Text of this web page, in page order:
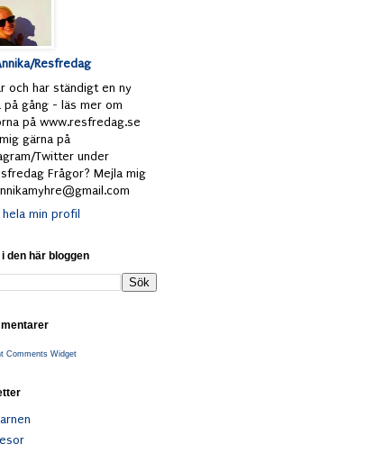
Resfredag
och har ständigt en ny
på gång - läs mer om
på www.resfredag.se
gärna på
Twitter under
Frågor? Mejla mig
hela min profil
den här bloggen
Comments Widget